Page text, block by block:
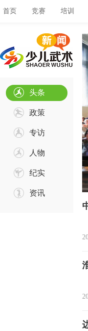
首页 竞赛 培训
头条
政策
专访
人物
纪实
资讯
忘录